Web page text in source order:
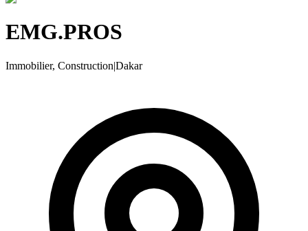
EMG.PROS
Immobilier, Construction|Dakar